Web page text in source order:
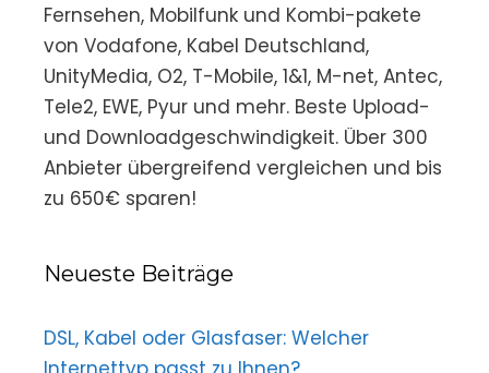
Fernsehen, Mobilfunk und Kombi-pakete
von Vodafone, Kabel Deutschland,
UnityMedia, O2, T-Mobile, 1&1, M-net, Antec,
Tele2, EWE, Pyur und mehr. Beste Upload-
und Downloadgeschwindigkeit. Über 300
Anbieter übergreifend vergleichen und bis
zu 650€ sparen!
Neueste Beiträge
DSL, Kabel oder Glasfaser: Welcher